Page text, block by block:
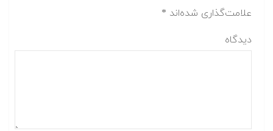
علامت‌گذاری شده‌اند *
دیدگاه